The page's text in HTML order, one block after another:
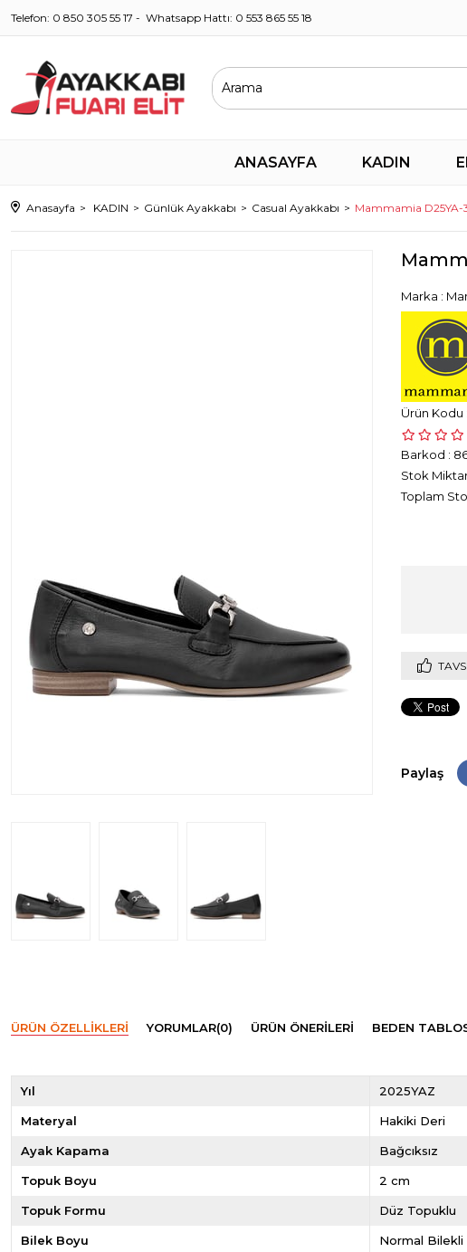
Telefon: 0 850 305 55 17 - Whatsapp Hattı: 0 553 865 55 18
ANASAYFA KADIN
Anasayfa KADIN Günlük Ayakkabı Casual Ayakkabı Mammamia D25YA-
Marka :
Barkod :
Stok
Toplam
Paylaş
ÜRÜN ÖZELLIKLERI YORUMLAR(0) ÜRÜN ÖNERILERI BEDEN
Yıl 2025YAZ
Materyal Hakiki Deri
Ayak Kapama Bağcıksız
Topuk Boyu 2 cm
Topuk Formu Düz Topuklu
Bilek Boyu Normal Bilekli